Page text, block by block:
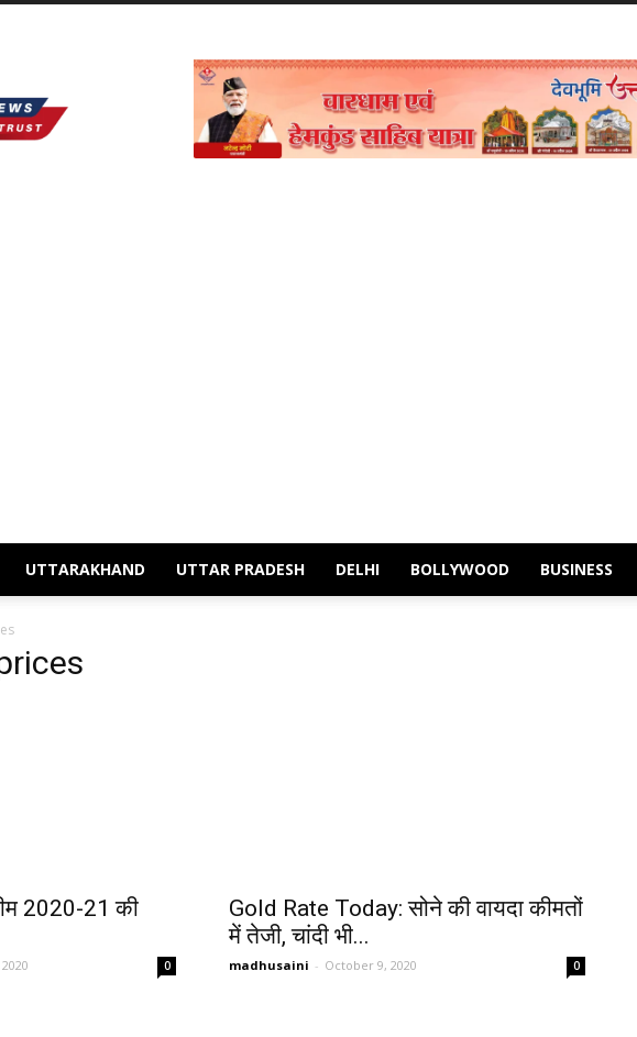
UTTARAKHAND UTTAR PRADESH DELHI BOLLYWOOD BUSINESS
2020-21 की
0
Gold Rate Today: सोने की वायदा कीमतों
में तेजी, चांदी भी...
madhusaini - October 9, 2020 0